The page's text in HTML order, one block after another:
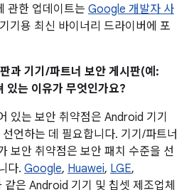
관한 업데이트는 Google 개발자 사
기용 최신 바이너리 드라이버에 포
과 기기/파트너 보안 게시판(예:
는 이유가 무엇인가요?
있는 보안 취약점은 Android 기기
언하는 데 필요합니다. 기기/파트너
보안 취약점은 보안 패치 수준을 선
다. Google, Huawei, LGE,
같은 Android 기기 및 칩셋 제조업체